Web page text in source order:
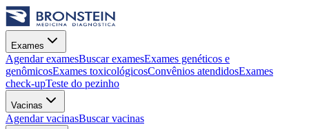
Exames
Agendar examesBuscar examesExames genéticos e
genômicosExames toxicológicosConvênios atendidosExames
check-upTeste do pezinho
Vacinas
Agendar vacinasBuscar vacinas